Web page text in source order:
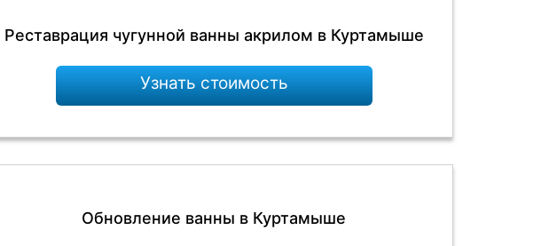
Реставрация чугунной ванны акрилом в Куртамыше
Узнать стоимость
Обновление ванны в Куртамыше